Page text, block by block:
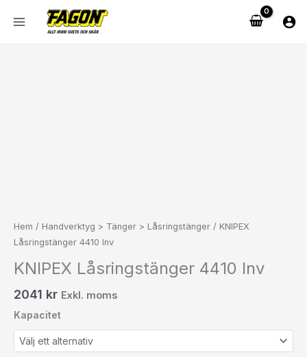
Hem / Handverktyg > Tänger > Låsringstänger / KNIPEX
Låsringstänger 4410 Inv
KNIPEX Låsringstänger 4410 Inv
2041 kr Exkl. moms
Kapacitet